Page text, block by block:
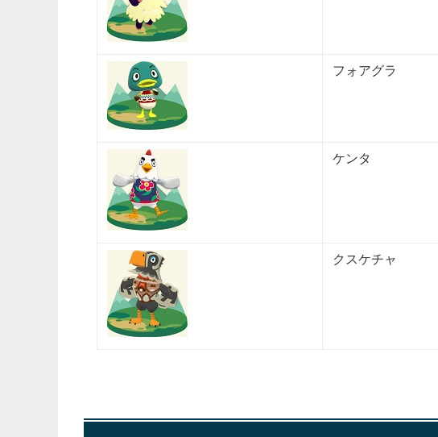
フォアグラ
ケンタ
クスケチャ